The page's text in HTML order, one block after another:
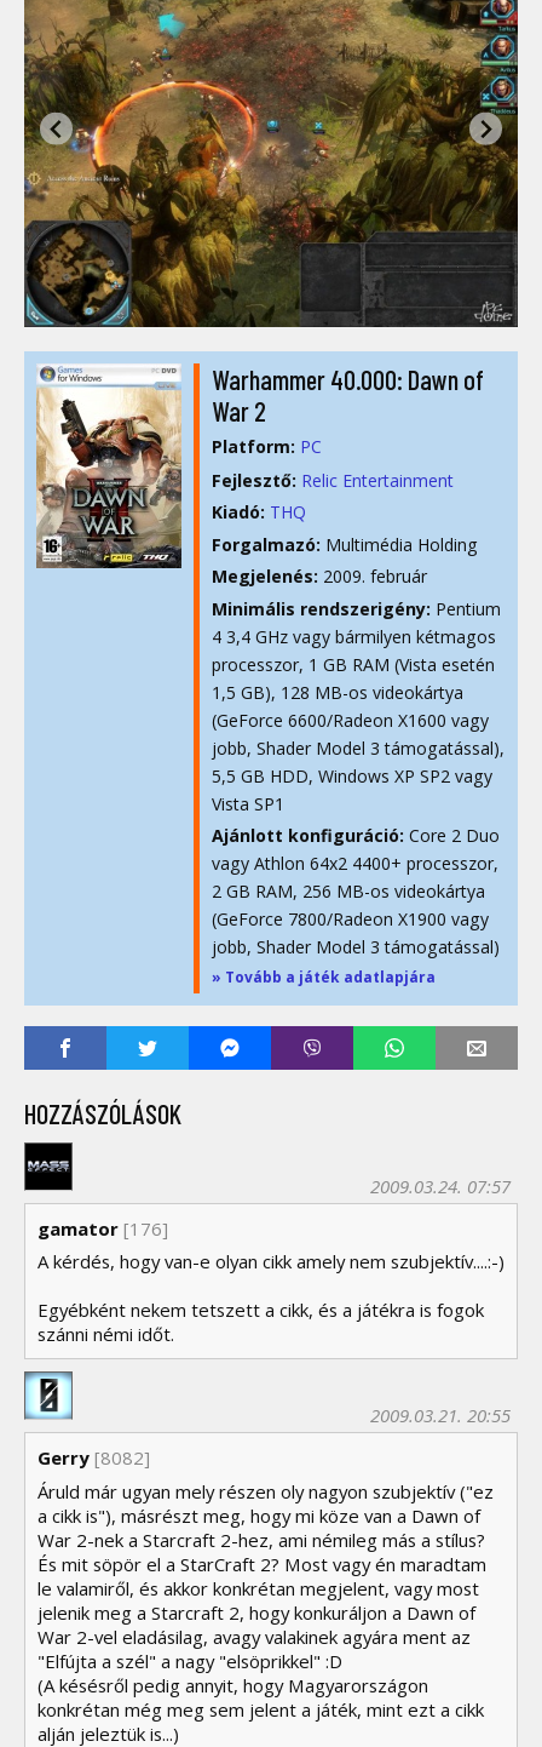
Warhammer 40.000: Dawn of
War 2
Platform: PC
Fejlesztő: Relic Entertainment
Kiadó: THQ
Forgalmazó: Multimédia Holding
Megjelenés: 2009. február
Minimális rendszerigény: Pentium
4 3,4 GHz vagy bármilyen kétmagos
processzor, 1 GB RAM (Vista esetén
1,5 GB), 128 MB-os videokártya
(GeForce 6600/Radeon X1600 vagy
jobb, Shader Model 3 támogatással),
5,5 GB HDD, Windows XP SP2 vagy
Vista SP1
Ajánlott konfiguráció: Core 2 Duo
vagy Athlon 64x2 4400+ processzor,
2 GB RAM, 256 MB-os videokártya
(GeForce 7800/Radeon X1900 vagy
jobb, Shader Model 3 támogatással)
» Tovább a játék adatlapjára
HOZZÁSZÓLÁSOK
gamator
2009.03.24. 07:57
[176]
A kérdés, hogy van-e olyan cikk amely nem szubjektív....:-)
Egyébként nekem tetszett a cikk, és a játékra is fogok
szánni némi időt.
Gerry
2009.03.21. 20:55
[8082]
Áruld már ugyan mely részen oly nagyon szubjektív ("ez
a cikk is"), másrészt meg, hogy mi köze van a Dawn of
War 2-nek a Starcraft 2-hez, ami némileg más a stílus?
És mit söpör el a StarCraft 2? Most vagy én maradtam
le valamiről, és akkor konkrétan megjelent, vagy most
jelenik meg a Starcraft 2, hogy konkuráljon a Dawn of
War 2-vel eladásilag, avagy valakinek agyára ment az
"Elfújta a szél" a nagy "elsöprikkel" :D
(A késésről pedig annyit, hogy Magyarországon
konkrétan még meg sem jelent a játék, mint ezt a cikk
alján jeleztük is...)